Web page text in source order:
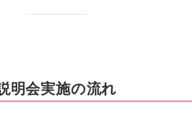
明会実施の流れ